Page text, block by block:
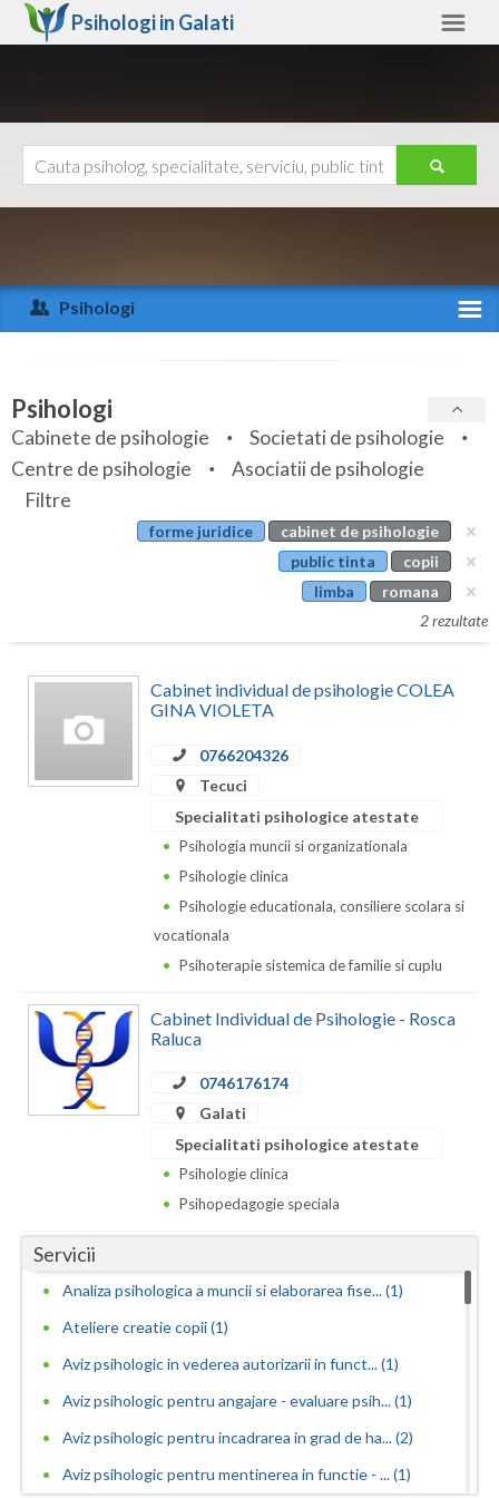
Psihologi in Galati
Arad
Arges
Bihor
Bistrita-Nasaud
Botosani
Bucuresti
Calarasi
Caras-Severin
Dolj
Galati
Giurgiu
Ilfov
Maramures
Mehedinti
Mures
Ajutor
Psihologi
Specialitati
Servicii
Articole
Evenimente
Psihologi
Cabinete de psihologie
Societati de psihologie
Centre de psihologie
Asociatii de psihologie
Filtre
forme juridice
cabinet de psihologie
public tinta
copii
limba
romana
2 rezultate
Cabinet individual de psihologie COLEA
GINA VIOLETA
0766204326
Tecuci
Specialitati psihologice atestate
Psihologia muncii si organizationala
Psihologie clinica
Psihologie educationala, consiliere scolara si
vocationala
Psihoterapie sistemica de familie si cuplu
Cabinet Individual de Psihologie - Rosca
Raluca
0746176174
Galati
Specialitati psihologice atestate
Psihologie clinica
Psihopedagogie speciala
Servicii
Analiza psihologica a muncii si elaborarea fise... (1)
Ateliere creatie copii (1)
Aviz psihologic in vederea autorizarii in funct... (1)
Aviz psihologic pentru angajare - evaluare psih... (1)
Aviz psihologic pentru incadrarea in grad de ha... (2)
Aviz psihologic pentru mentinerea in functie - ... (1)